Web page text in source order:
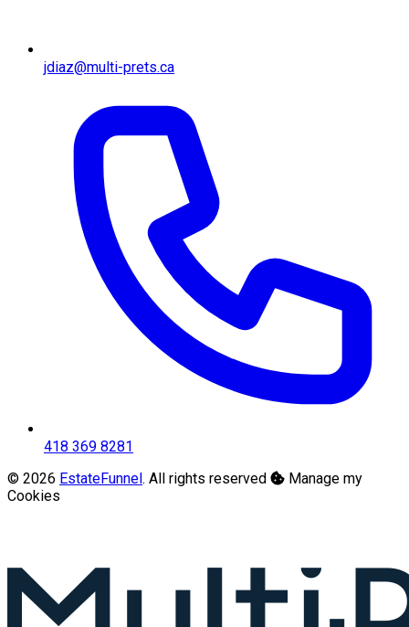
jdiaz@multi-prets.ca
418 369 8281
© 2026 EstateFunnel. All rights reserved
Manage my
Cookies